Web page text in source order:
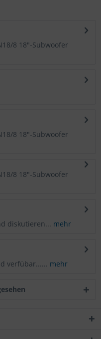
8 18"-Subwoofer
8 18"-Subwoofer
8 18"-Subwoofer
diskutieren... mehr
verfübar...... mehr